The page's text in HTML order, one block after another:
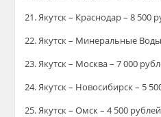
21. Якутск – Краснодар – 8 500
22. Якутск – Минеральные
23. Якутск – Москва – 7 000
24. Якутск – Новосибирск – 5
25. Якутск – Омск – 4 500